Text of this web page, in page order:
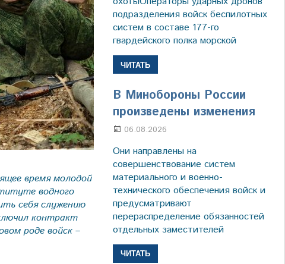
время молодой
водного
себя служению
контракт
роде войск –
подразделения войск беспилотных
систем в составе 177-го
гвардейского полка морской
ЧИТАТЬ
В Минобороны России
произведены изменения
06.08.2026
Они направлены на
совершенствование систем
материального и военно-
технического обеспечения войск и
предусматривают
перераспределение обязанностей
отдельных заместителей
ЧИТАТЬ